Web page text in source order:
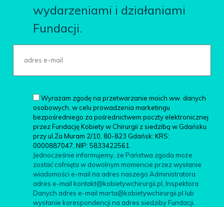
wydarzeniami i działaniami
Fundacji.
Wyrażam zgodę na przetwarzanie moich ww. danych
osobowych, w celu prowadzenia marketingu
bezpośredniego za pośrednictwem poczty elektronicznej
przez Fundację Kobiety w Chirurgii z siedzibą w Gdańsku
przy ul.Za Muram 2/10, 80-823 Gdańsk: KRS:
0000887047, NIP: 5833422561.
Jednocześnie informujemy, że Państwa zgoda może
zostać cofnięta w dowolnym momencie przez wysłanie
wiadomości e-mail na adres naszego Administratora
adres e-mail kontakt@kobietywchirurgii.pl, Inspektora
Danych adres e-mail marta@kobietywchirurgii.pl lub
wysłanie korespondencji na adres siedziby Fundacji.